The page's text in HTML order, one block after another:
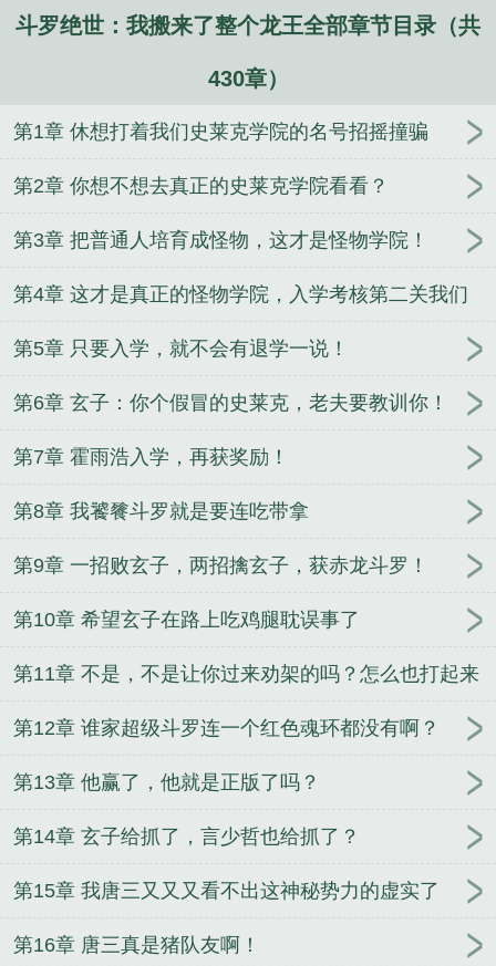
斗罗绝世：我搬来了整个龙王全部章节目录（共
430章）
第1章 休想打着我们史莱克学院的名号招摇撞骗
第2章 你想不想去真正的史莱克学院看看？
第3章 把普通人培育成怪物，这才是怪物学院！
第4章 这才是真正的怪物学院，入学考核第二关我们
都撑不住！
第5章 只要入学，就不会有退学一说！
第6章 玄子：你个假冒的史莱克，老夫要教训你！
第7章 霍雨浩入学，再获奖励！
第8章 我饕餮斗罗就是要连吃带拿
第9章 一招败玄子，两招擒玄子，获赤龙斗罗！
第10章 希望玄子在路上吃鸡腿耽误事了
第11章 不是，不是让你过来劝架的吗？怎么也打起来
了？
第12章 谁家超级斗罗连一个红色魂环都没有啊？
第13章 他赢了，他就是正版了吗？
第14章 玄子给抓了，言少哲也给抓了？
第15章 我唐三又又又看不出这神秘势力的虚实了
第16章 唐三真是猪队友啊！